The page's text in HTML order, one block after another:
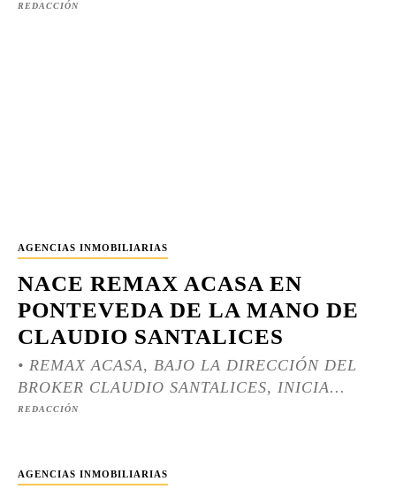
REDACCIÓN
AGENCIAS INMOBILIARIAS
NACE REMAX ACASA EN
PONTEVEDA DE LA MANO DE
CLAUDIO SANTALICES
• REMAX ACASA, BAJO LA DIRECCIÓN DEL
BROKER CLAUDIO SANTALICES, INICIA...
REDACCIÓN
AGENCIAS INMOBILIARIAS